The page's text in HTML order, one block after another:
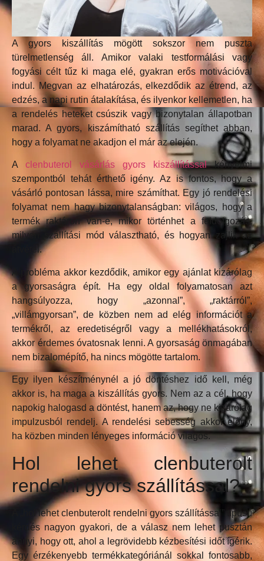
A gyors kiszállítás mögött sokszor nem puszta
türelmetlenség áll. Amikor valaki testformálási vagy
fogyási célt tűz ki maga elé, gyakran erős motivációval
indul. Megvan az elhatározás, elkezdődik az étrend, az
edzés, a napi rutin átalakítása, és ilyenkor kellemetlen, ha
a rendelés heteket csúszik vagy bizonytalan állapotban
marad. A gyors, kiszámítható szállítás segíthet abban,
hogy a folyamat ne akadjon el már az elején.
A clenbuterol vásárlás gyors kiszállítássalkényelmi
szempontból tehát érthető igény. Az is fontos, hogy a
vásárló pontosan lássa, mire számíthat. Egy jó rendelési
folyamat nem hagy bizonytalanságban: világos, hogy a
termék raktáron van-e, mikor történhet a feldolgozás,
milyen szállítási mód választható, és hogyan zajlik az
átvétel.
A probléma akkor kezdődik, amikor egy ajánlat kizárólag
a gyorsaságra épít. Ha egy oldal folyamatosan azt
hangsúlyozza, hogy „azonnal”, „raktárról”,
„villámgyorsan”, de közben nem ad elég információt a
termékről, az eredetiségről vagy a mellékhatásokról,
akkor érdemes óvatosnak lenni. A gyorsaság önmagában
nem bizalomépítő, ha nincs mögötte tartalom.
Egy ilyen készítménynél a jó döntéshez idő kell, még
akkor is, ha maga a kiszállítás gyors. Nem az a cél, hogy
napokig halogasd a döntést, hanem az, hogy ne kizárólag
impulzusból rendelj. A rendelési sebesség akkor előny,
ha közben minden lényeges információ világos.
Hol lehet clenbuterolt
rendelni gyors szállítással?
A „hol lehet clenbuterolt rendelni gyors szállítással” típusú
kérdés nagyon gyakori, de a válasz nem lehet pusztán
annyi, hogy ott, ahol a legrövidebb kézbesítési időt ígérik.
Egy érzékenyebb termékkategóriánál sokkal fontosabb,